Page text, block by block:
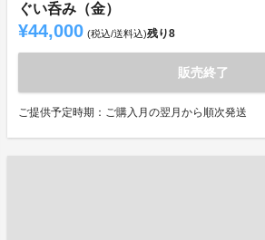
ぐい呑み（金）
¥44,000 (税込/送料込)残り8
販売終了
ご提供予定時期：ご購入月の翌月から順次発送